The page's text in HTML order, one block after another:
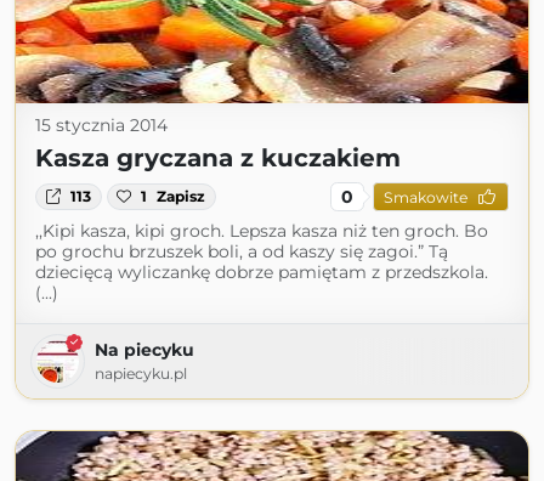
15 stycznia 2014
Kasza gryczana z kuczakiem
113 1 Zapisz 0 Smakowite
,,Kipi kasza, kipi groch. Lepsza kasza niż ten groch. Bo
po grochu brzuszek boli, a od kaszy się zagoi.” Tą
dziecięcą wyliczankę dobrze pamiętam z przedszkola.
(...)
Na piecyku
napiecyku.pl